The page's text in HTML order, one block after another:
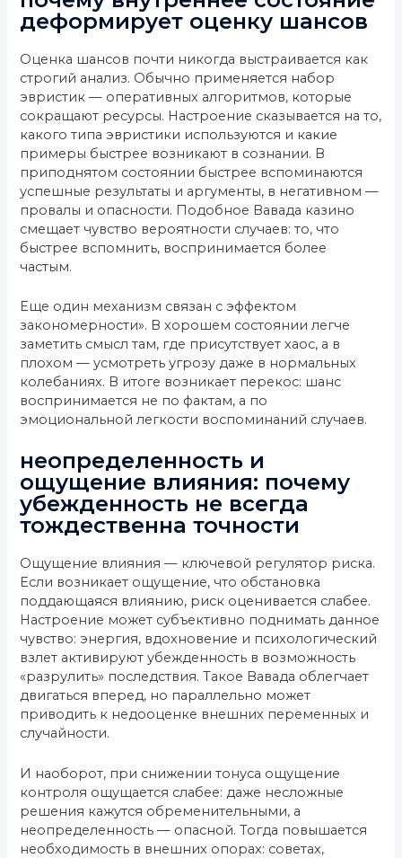
деформирует оценку шансов
Оценка шансов почти никогда выстраивается как
строгий анализ. Обычно применяется набор
эвристик — оперативных алгоритмов, которые
сокращают ресурсы. Настроение сказывается на то,
какого типа эвристики используются и какие
примеры быстрее возникают в сознании. В
приподнятом состоянии быстрее вспоминаются
успешные результаты и аргументы, в негативном —
провалы и опасности. Подобное Вавада казино
смещает чувство вероятности случаев: то, что
быстрее вспомнить, воспринимается более
частым.
Еще один механизм связан с эффектом
закономерности». В хорошем состоянии легче
заметить смысл там, где присутствует хаос, а в
плохом — усмотреть угрозу даже в нормальных
колебаниях. В итоге возникает перекос: шанс
воспринимается не по фактам, а по
эмоциональной легкости воспоминаний случаев.
неопределенность и
ощущение влияния: почему
убежденность не всегда
тождественна точности
Ощущение влияния — ключевой регулятор риска.
Если возникает ощущение, что обстановка
поддающаяся влиянию, риск оценивается слабее.
Настроение может субъективно поднимать данное
чувство: энергия, вдохновение и психологический
взлет активируют убежденность в возможность
«разрулить» последствия. Такое Вавада облегчает
двигаться вперед, но параллельно может
приводить к недооценке внешних переменных и
случайности.
И наоборот, при снижении тонуса ощущение
контроля ощущается слабее: даже несложные
решения кажутся обременительными, а
неопределенность — опасной. Тогда повышается
необходимость в внешних опорах: советах,